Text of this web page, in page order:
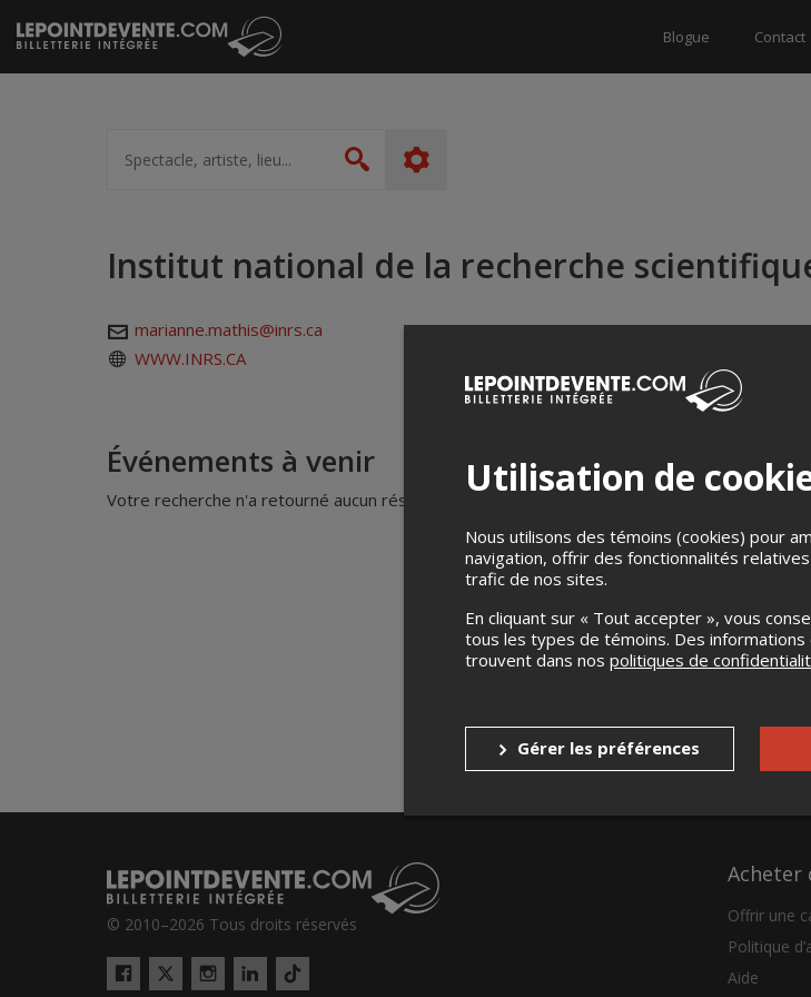
Passer
au
contenu
Blogue Contact
artiste,
lieu...
Rechercher
Institut national de la recherche
marianne.mathis@inrs.ca
WWW.INRS.CA
Événements à venir
Votre recherche n'a retourné aucun résultat.
© 2010–2026 Tous droits réservés
Twitter Tiktok
Acheter
Offrir une
Politique
Aide
Utilisation de
Nous utilisons des témoins (cookies) pour
navigation, offrir des fonctionnalités
trafic de nos sites.
En cliquant sur « Tout accepter », vous
tous les types de témoins. Des
trouvent dans nos politiques de
Gérer les préférences